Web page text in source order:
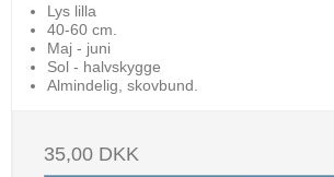
Lys lilla
40-60 cm.
Maj - juni
Sol - halvskygge
Almindelig, skovbund.
35,00 DKK